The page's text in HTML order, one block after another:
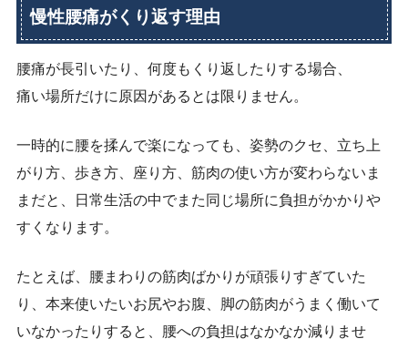
慢性腰痛がくり返す理由
腰痛が長引いたり、何度もくり返したりする場合、
痛い場所だけに原因があるとは限りません。
一時的に腰を揉んで楽になっても、姿勢のクセ、立ち上
がり方、歩き方、座り方、筋肉の使い方が変わらないま
まだと、日常生活の中でまた同じ場所に負担がかかりや
すくなります。
たとえば、腰まわりの筋肉ばかりが頑張りすぎていた
り、本来使いたいお尻やお腹、脚の筋肉がうまく働いて
いなかったりすると、腰への負担はなかなか減りませ